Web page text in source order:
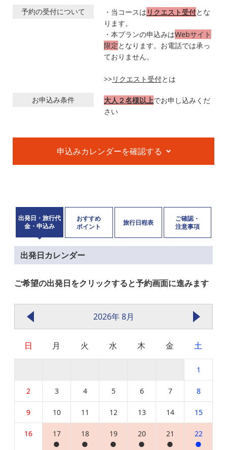
予約の受付について ・当コースは リクエスト受付とな
ります。
・本プランの申込みはWebサイト
限定となります。お電話では承っ
ておりません。
>>リクエスト受付とは
お申込み条件 大人２名様以上でお申し込みくだ
さい
申込みカレンダーを確認する
出発日・旅行代
金・申込み
おすすめ
ポイント
旅行日程表
ご確認・
注意事項
出発日カレンダー
ご希望の出発日をクリックすると予約画面に進みます
2026年 8月
日 月 火 水 木 金 土
1
2 3 4 5 6 7 8
9 10 11 12 13 14 15
16
17
●
18
●
19
●
20
●
21
●
22
●